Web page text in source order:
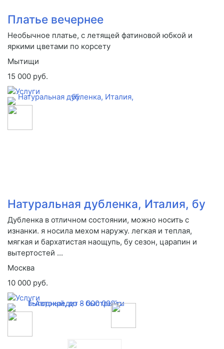
Платье вечернее
Необычное платье, с летящей фатиновой юбкой и
яркими цветами по корсету
Мытищи
15 000 руб.
Натуральная дубленка, Италия, бу
Дубленка в отличном состоянии, можно носить с
изнанки. я носила мехом наружу. легкая и теплая,
мягкая и бархатистая наощупь, бу сезон, царапин и
вытертостей ...
Москва
10 000 руб.